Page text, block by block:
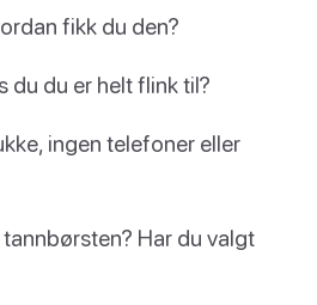
fikk du den?
du du er helt flink til?
ingen telefoner eller
Har du valgt